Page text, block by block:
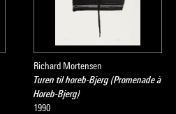
Richard Mortensen
Turen til horeb-Bjerg (Promenade à
Horeb-Bjerg)
1990